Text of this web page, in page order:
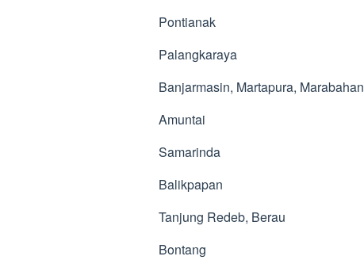
Pontianak
Palangkaraya
Banjarmasin, Martapura, Marabahan
Amuntai
Samarinda
Balikpapan
Tanjung Redeb, Berau
Bontang